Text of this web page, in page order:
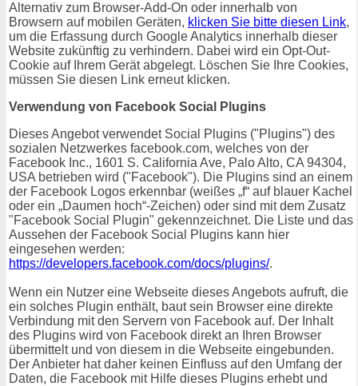
Alternativ zum Browser-Add-On oder innerhalb von
Browsern auf mobilen Geräten, klicken Sie bitte diesen Link,
um die Erfassung durch Google Analytics innerhalb dieser
Website zukünftig zu verhindern. Dabei wird ein Opt-Out-
Cookie auf Ihrem Gerät abgelegt. Löschen Sie Ihre Cookies,
müssen Sie diesen Link erneut klicken.
Verwendung von Facebook Social Plugins
Dieses Angebot verwendet Social Plugins ("Plugins") des
sozialen Netzwerkes facebook.com, welches von der
Facebook Inc., 1601 S. California Ave, Palo Alto, CA 94304,
USA betrieben wird ("Facebook"). Die Plugins sind an einem
der Facebook Logos erkennbar (weißes „f“ auf blauer Kachel
oder ein „Daumen hoch“-Zeichen) oder sind mit dem Zusatz
"Facebook Social Plugin" gekennzeichnet. Die Liste und das
Aussehen der Facebook Social Plugins kann hier
eingesehen werden:
https://developers.facebook.com/docs/plugins/.
Wenn ein Nutzer eine Webseite dieses Angebots aufruft, die
ein solches Plugin enthält, baut sein Browser eine direkte
Verbindung mit den Servern von Facebook auf. Der Inhalt
des Plugins wird von Facebook direkt an Ihren Browser
übermittelt und von diesem in die Webseite eingebunden.
Der Anbieter hat daher keinen Einfluss auf den Umfang der
Daten, die Facebook mit Hilfe dieses Plugins erhebt und